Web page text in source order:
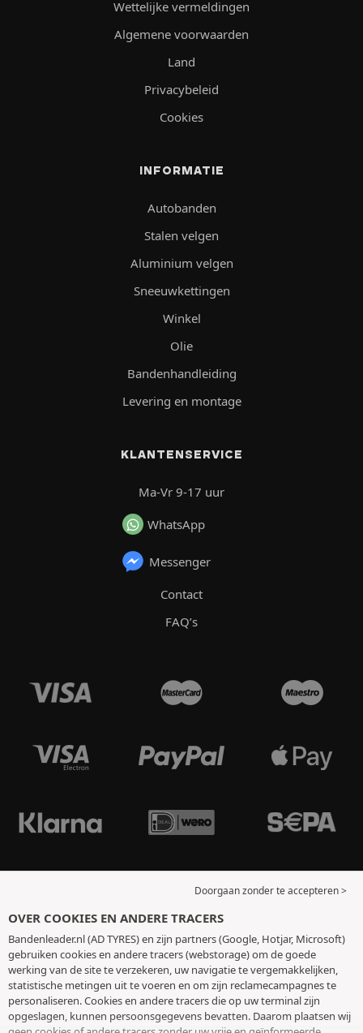
Wettelijke vermeldingen
Algemene voorwaarden
Land
Privacybeleid
Cookies
INFORMATIE
Autobanden
Stalen velgen
Aluminium velgen
Sneeuwkettingen
Winkel
Olie
Bandenhandleiding
Levering en montage
KLANTENSERVICE
Ma-Vr 9-17 uur
WhatsApp
Messenger
Contact
FAQ’s
Doorgaan zonder te accepteren >
OVER COOKIES EN ANDERE TRACERS
Bandenleader.nl (AD TYRES) en zijn partners (Google, Hotjar, Microsoft)
gebruiken cookies en andere tracers (webstorage) om de goede
werking van de site te verzekeren, uw navigatie te vergemakkelijken,
statistische metingen uit te voeren en om zijn reclamecampagnes te
personaliseren. Cookies en andere tracers die op uw terminal zijn
opgeslagen, kunnen persoonsgegevens bevatten. Daarom plaatsen wij